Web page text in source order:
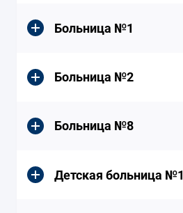
Больница №1
Больница №2
Больница №8
Детская больница №1